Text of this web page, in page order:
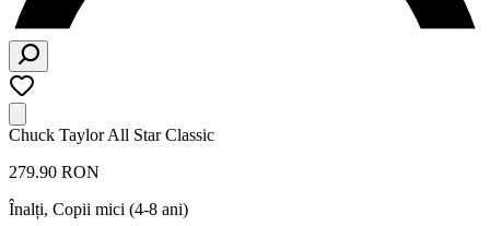
Chuck Taylor All Star Classic
279.90 RON
Înalți, Copii mici (4-8 ani)